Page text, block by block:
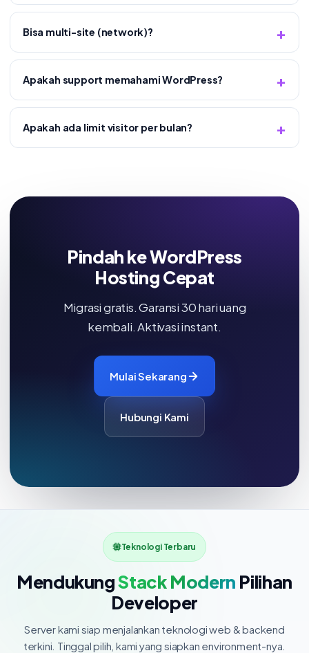
Bisa multi-site (network)?
Apakah support memahami WordPress?
Apakah ada limit visitor per bulan?
Pindah ke WordPress
Hosting Cepat
Migrasi gratis. Garansi 30 hari uang
kembali. Aktivasi instant.
Mulai Sekarang
Hubungi Kami
Teknologi Terbaru
MendukungStack Modern Pilihan
Developer
Server kami siap menjalankan teknologi web & backend
terkini. Tinggal pilih, kami yang siapkan environment-nya.